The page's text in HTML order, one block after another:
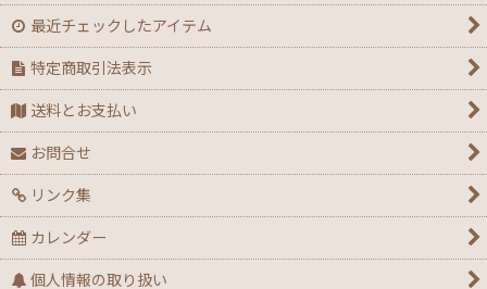
最近チェックしたアイテム
特定商取引法表示
送料とお支払い
お問合せ
リンク集
カレンダー
個人情報の取り扱い